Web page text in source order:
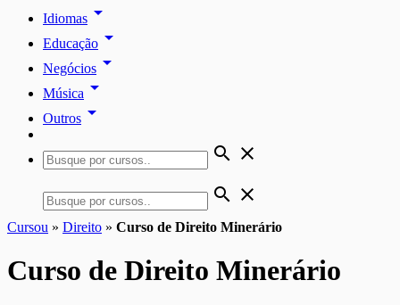
Idiomas arrow_drop_down
Educação arrow_drop_down
Negócios arrow_drop_down
Música arrow_drop_down
Outros arrow_drop_down
search close
search close
Cursou » Direito » Curso de Direito Minerário
Curso de Direito Minerário